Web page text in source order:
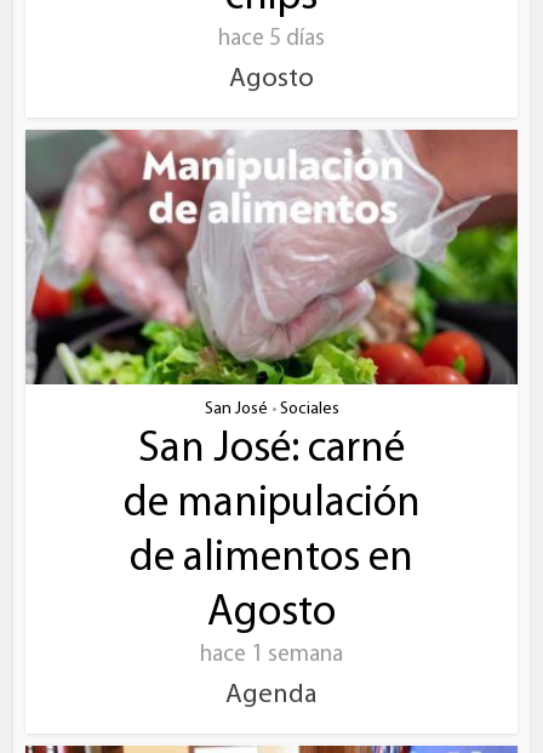
hace 5 días
Agosto
San José • Sociales
San José: carné
de manipulación
de alimentos en
Agosto
hace 1 semana
Agenda